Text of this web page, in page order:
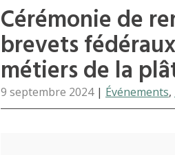
Cérémonie de
brevets
métiers de la
9 septembre 2024| Événements,